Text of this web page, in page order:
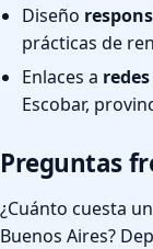
Diseño
prácticas de
Enlaces a
Escobar,
Preguntas
¿Cuánto cuesta un
Buenos Aires?